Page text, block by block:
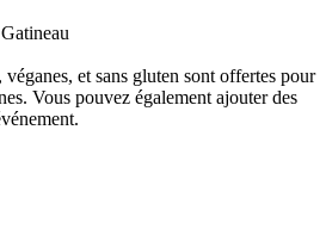
et sans gluten sont offertes pour
Vous pouvez également ajouter des